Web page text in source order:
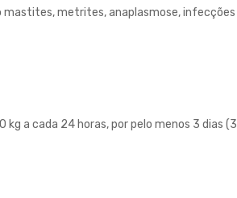
metrites, anaplasmose, infecções
a cada 24 horas, por pelo menos 3 dias (3